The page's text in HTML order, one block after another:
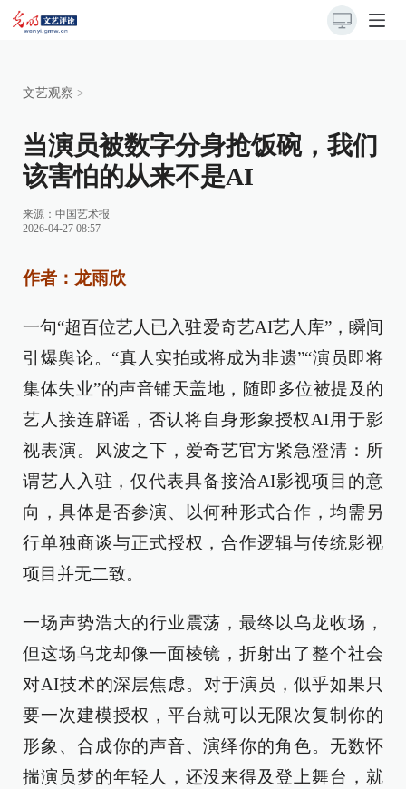
文艺观察 >
当演员被数字分身抢饭碗，我们
该害怕的从来不是AI
来源： 中国艺术报
2026-04-27 08:57
作者：龙雨欣
一句“超百位艺人已入驻爱奇艺AI艺人库”，瞬间
引爆舆论。“真人实拍或将成为非遗”“演员即将
集体失业”的声音铺天盖地，随即多位被提及的
艺人接连辟谣，否认将自身形象授权AI用于影
视表演。风波之下，爱奇艺官方紧急澄清：所
谓艺人入驻，仅代表具备接洽AI影视项目的意
向，具体是否参演、以何种形式合作，均需另
行单独商谈与正式授权，合作逻辑与传统影视
项目并无二致。
一场声势浩大的行业震荡，最终以乌龙收场，
但这场乌龙却像一面棱镜，折射出了整个社会
对AI技术的深层焦虑。对于演员，似乎如果只
要一次建模授权，平台就可以无限次复制你的
形象、合成你的声音、演绎你的角色。无数怀
揣演员梦的年轻人，还没来得及登上舞台，就